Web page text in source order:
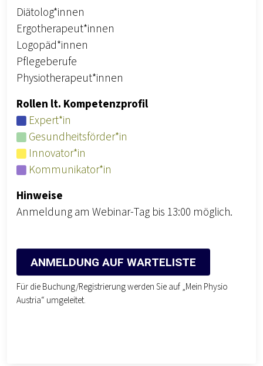
Diätolog*innen
Ergotherapeut*innen
Logopäd*innen
Pflegeberufe
Physiotherapeut*innen
Rollen lt. Kompetenzprofil
Expert*in
Gesundheitsförder*in
Innovator*in
Kommunikator*in
Hinweise
Anmeldung am Webinar-Tag bis 13:00 möglich.
ANMELDUNG AUF WARTELISTE
Für die Buchung/Registrierung werden Sie auf „Mein Physio
Austria“ umgeleitet.